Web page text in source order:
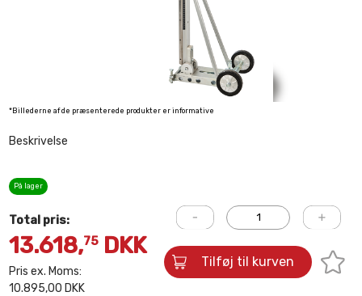
*Billederne af de præsenterede produkter er informative
Beskrivelse
På lager
Total pris:
13.618,75 DKK
Pris ex. Moms:
10.895,00 DKK
Tilføj til kurven